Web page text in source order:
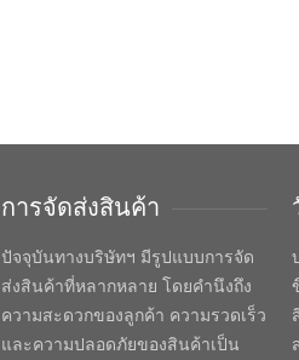
การจัดส่งสินค้า
ปัจจุบันทางบริษัทฯ มีรูปแบบการจัด
ส่งสินค้าที่หลากหลาย โดยคำนึงถึง
ความสะดวกของลูกค้า ความรวดเร็ว
และความปลอดภัยของสินค้าเป็น